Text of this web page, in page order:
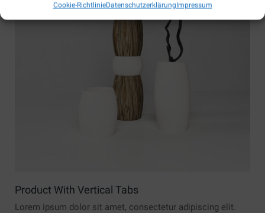
Cookie-RichtlinieDatenschutzerklärungImpressum
Product With Vertical Tabs
Lorem ipsum dolor sit amet, consectetur adipiscing elit.